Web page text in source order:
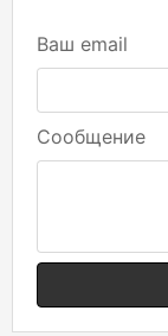
Ваш email
Сообщение